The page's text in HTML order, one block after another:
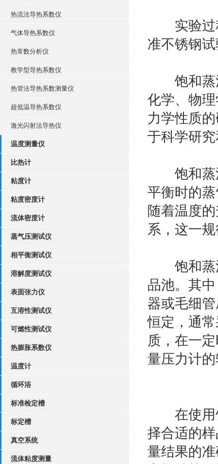
热流法导热系数仪
气体导热系数仪
热常数分析仪
教学型导热系数仪
热管法导热系数测量仪
超低温导热系数仪
激光闪射法导热仪
温度测量仪
比热计
粘度计
粘度密度计
流体密度计
蒸气压测试仪
相平衡测试仪
溶解度测试仪
表面张力仪
互溶性测试仪
可燃性测试仪
热膨胀系数仪
温度计
循环浴
标准检定槽
标定槽
真空系统
流体粘度测量
实验过程
准不锈钢
饱和蒸汽
化学、物
力学性质
于科学研
饱和蒸汽
平衡时的
随着温度
系，这一
饱和蒸汽
品池。其
器或毛细
恒定，通
质，在一
量压力计
在使用饱
择合适的
量结果的